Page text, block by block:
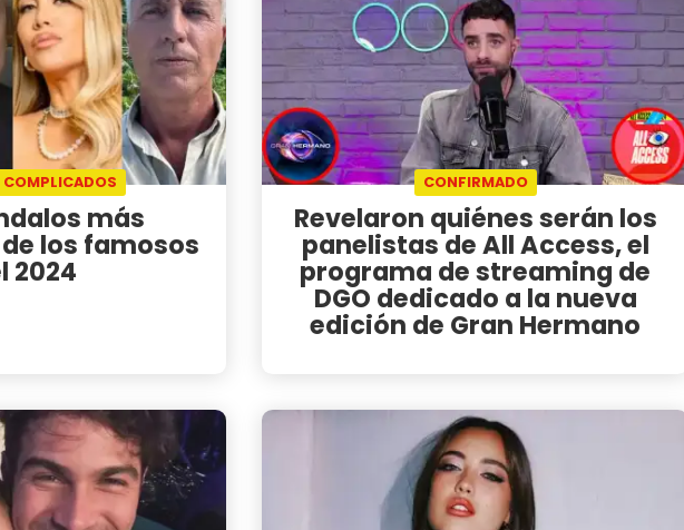
más
los famosos
2024
CONFIRMADO
Revelaron quiénes serán los
panelistas de All Access, el
programa de streaming de
DGO dedicado a la nueva
edición de Gran Hermano